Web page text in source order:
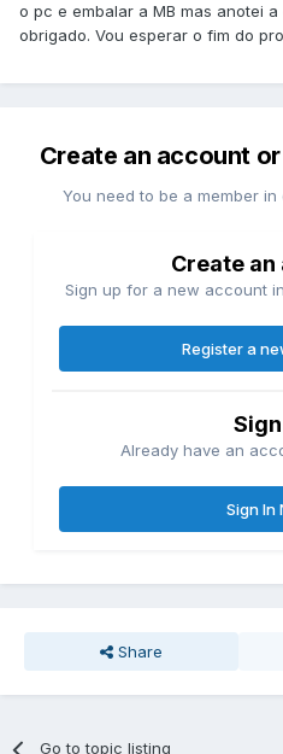
o pc e embalar a MB mas anotei
obrigado. Vou esperar o fim do
Create an account
You need to be a member
Create
Sign up for a new account
Register a
Already have an
Sign In
Share
Go to topic listing